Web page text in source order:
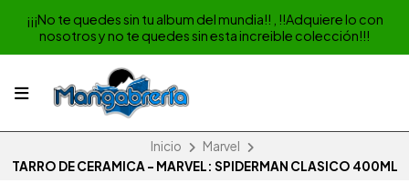
¡¡¡No te quedes sin tu album del mundia!! , !!Adquiere lo con
nosotros y no te quedes sin esta increible colección!!!
Inicio
Marvel
TARRO DE CERAMICA - MARVEL: SPIDERMAN CLASICO 400ML